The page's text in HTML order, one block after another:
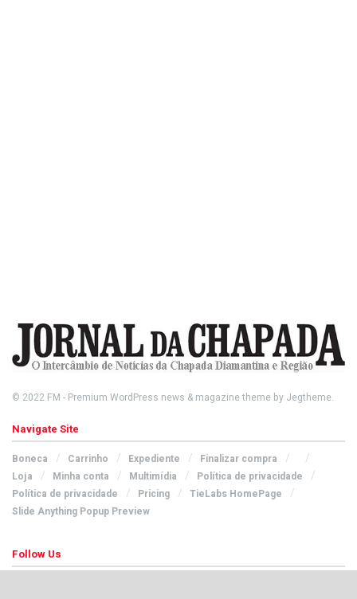
© 2022 FM - Premium WordPress news & magazine theme by Jegtheme.
Navigate Site
Boneca Carrinho Expediente
Finalizar compra
Loja
Minha conta Multimídia
Política de privacidade
Política de privacidade
Pricing
TieLabs HomePage
Slide Anything Popup Preview
Follow Us